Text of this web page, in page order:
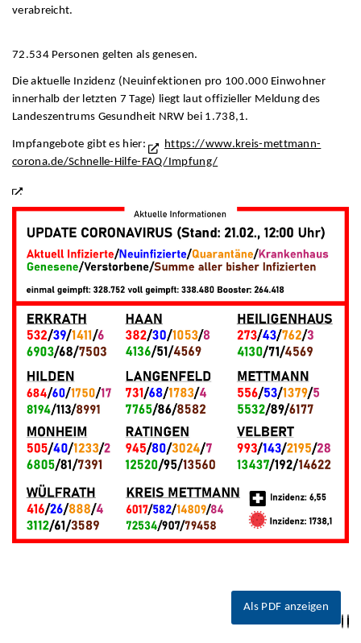
verabreicht.
72.534 Personen gelten als genesen.
Die aktuelle Inzidenz (Neuinfektionen pro 100.000 Einwohner
innerhalb der letzten 7 Tage) liegt laut offizieller Meldung des
Landeszentrums Gesundheit NRW bei 1.738,1.
Impfangebote gibt es hier:
https://www.kreis-mettmann-
corona.de/Schnelle-Hilfe-FAQ/Impfung/
Als PDF anzeigen